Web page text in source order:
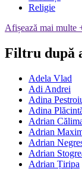
Religie
Afișează mai multe
Filtru după
Adela Vlad
Adi Andrei
Adina
Adina
Adrian
Adrian
Adrian
Adrian
Adrian Țiripa